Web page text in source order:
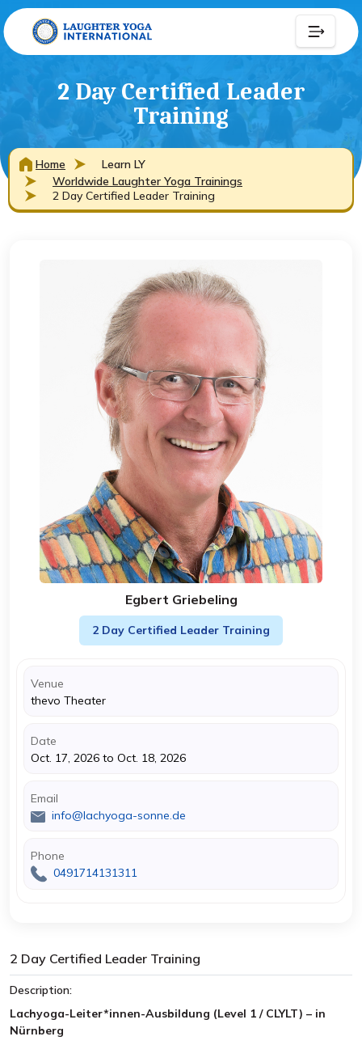
2 Day Certified Leader
Training
Home
Learn LY
Worldwide Laughter Yoga Trainings
2 Day Certified Leader Training
Egbert Griebeling
2 Day Certified Leader Training
Venue
thevo Theater
Date
Oct. 17, 2026 to Oct. 18, 2026
Email
info@lachyoga-sonne.de
Phone
0491714131311
2 Day Certified Leader Training
Description:
Lachyoga-Leiter*innen-Ausbildung (Level 1 / CLYLT) – in
Nürnberg